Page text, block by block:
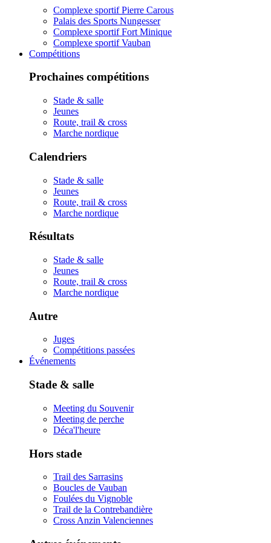
Complexe sportif Pierre Carous
Palais des Sports Nungesser
Complexe sportif Fort Minique
Complexe sportif Vauban
Compétitions
Prochaines compétitions
Stade & salle
Jeunes
Route, trail & cross
Marche nordique
Calendriers
Stade & salle
Jeunes
Route, trail & cross
Marche nordique
Résultats
Stade & salle
Jeunes
Route, trail & cross
Marche nordique
Autre
Juges
Compétitions passées
Événements
Stade & salle
Meeting du Souvenir
Meeting de perche
Déca'l'heure
Hors stade
Trail des Sarrasins
Boucles de Vauban
Foulées du Vignoble
Trail de la Contrebandière
Cross Anzin Valenciennes